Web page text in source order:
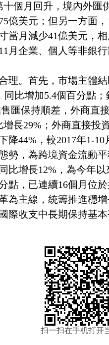
個月回升，境內外
億美元；但另一方面
當月減少41億美元，
月企業、個人等非銀
。首先，市場主體結
比增加5.4個百分點
匯保持順差，外商直
長29%；外商直接
44%，較2017年1-
，為跨境資金流動平
比增長12%，為今年
點，已連續16個月位
為主線，統籌推進穩
收支中長期保持基本
扫一扫在手机打开